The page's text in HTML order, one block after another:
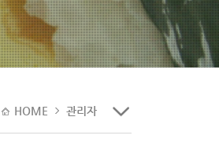
HOME 관리자